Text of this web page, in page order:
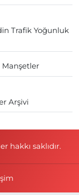
Trafik Yoğunluk
Manşetler
Arşivi
hakkı saklıdır.